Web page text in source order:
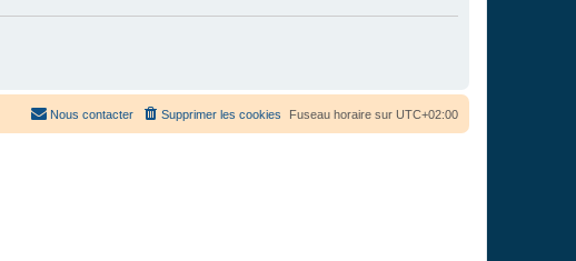
Fuseau horaire sur UTC+02:00
Supprimer les cookies
Nous contacter